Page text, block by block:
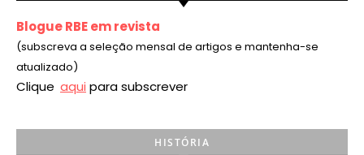
Blogue RBE em revista
(subscreva a seleção mensal de artigos e mantenha-se
atualizado)
Clique aqui para subscrever
HISTÓRIA